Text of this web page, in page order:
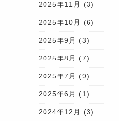
2025年11月 (3)
2025年10月 (6)
2025年9月 (3)
2025年8月 (7)
2025年7月 (9)
2025年6月 (1)
2024年12月 (3)